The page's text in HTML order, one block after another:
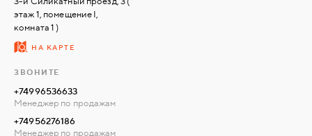
ВОЙТИ
этаж 1, помещение I,
комната 1 )
НА КАРТЕ
ЗВОНИТЕ
+74996536633
Менеджер по продажам
+74956276186
Менеджер по продажам